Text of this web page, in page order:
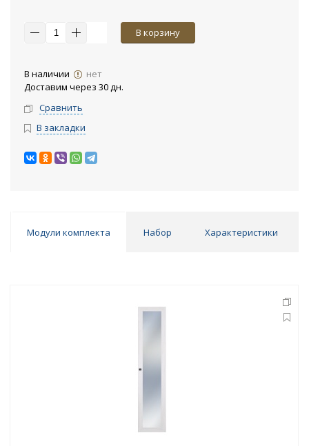
В корзину
В наличии
нет
Доставим через 30 дн.
Сравнить
В закладки
Модули комплекта Набор Характеристики